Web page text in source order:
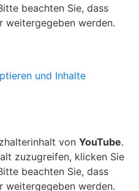
beachten Sie, dass
weitergegeben werden.
und Inhalte
von YouTube.
zuzugreifen, klicken Sie
beachten Sie, dass
weitergegeben werden.